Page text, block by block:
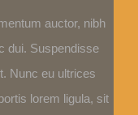
auctor, nibh
dui. Suspendisse
Nunc eu ultrices
lorem ligula, sit